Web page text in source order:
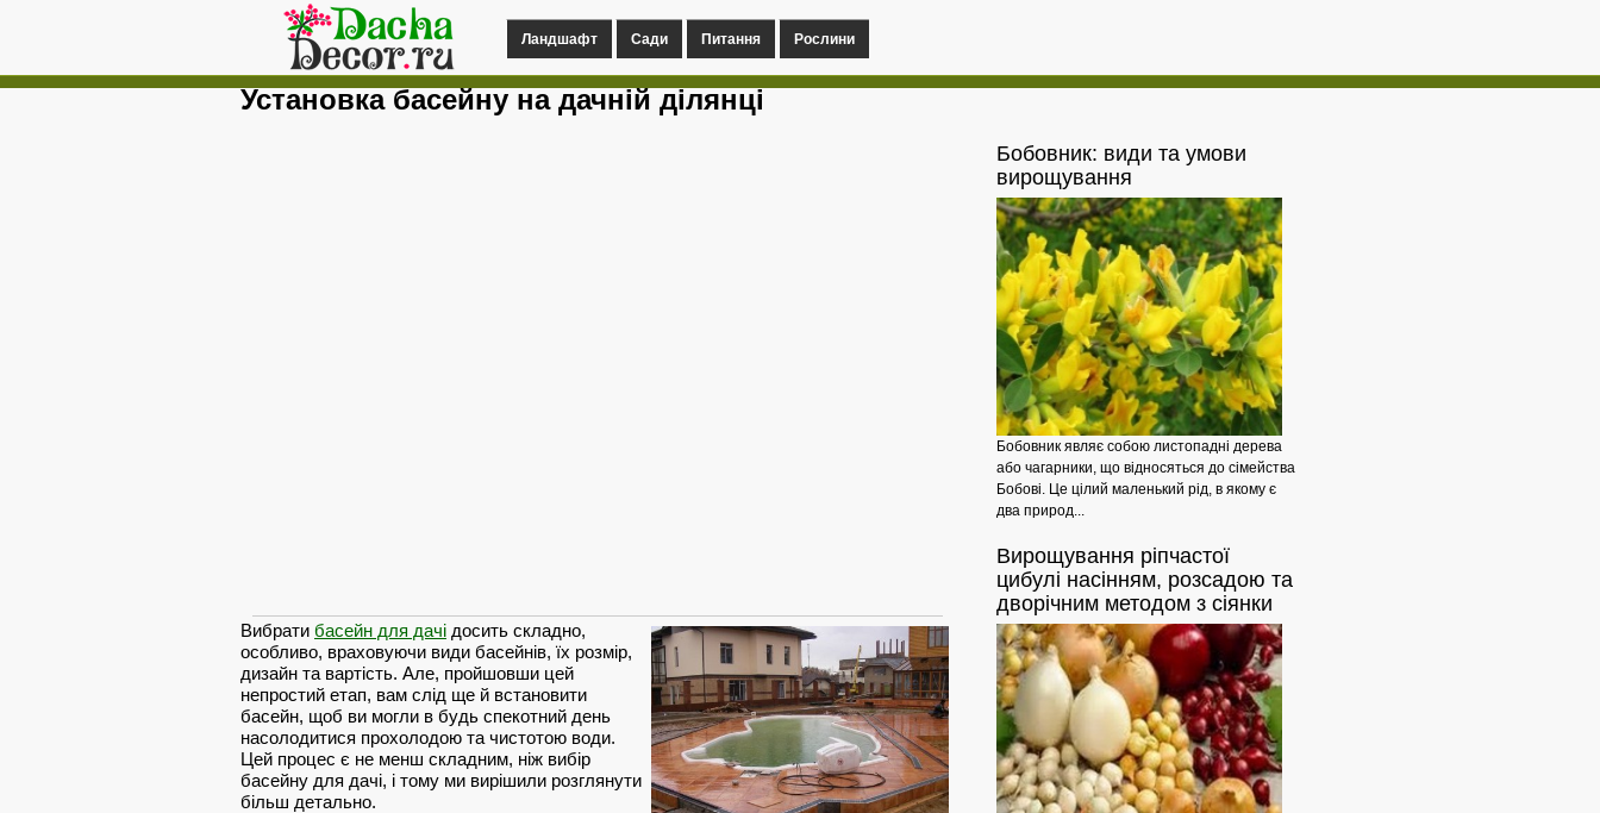
Ландшафт Сади Питання Рослини
Установка басейну на дачній ділянці
Вибрати басейн для дачі досить складно,
особливо, враховуючи види басейнів, їх розмір,
дизайн та вартість. Але, пройшовши цей
непростий етап, вам слід ще й встановити
басейн, щоб ви могли в будь спекотний день
насолодитися прохолодою та чистотою води.
Цей процес є не менш складним, ніж вибір
басейну для дачі, і тому ми вирішили розглянути
більш детально.
Бобовник: види та умови
вирощування
Бобовник являє собою листопадні дерева
або чагарники, що відносяться до сімейства
Бобові. Це цілий маленький рід, в якому є
два природ...
Вирощування ріпчастої
цибулі насінням, розсадою та
дворічним методом з сіянки